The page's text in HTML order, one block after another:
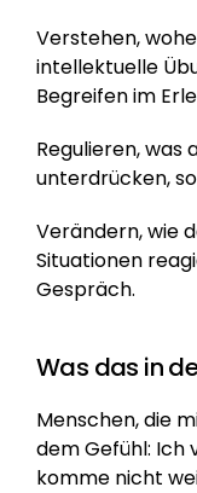
Verstehen,
intellektuelle
Begreifen im
Regulieren,
unterdrücken,
Verändern, wie
Situationen
Gespräch.
Was das in
Menschen, die
dem Gefühl: Ich
komme nicht